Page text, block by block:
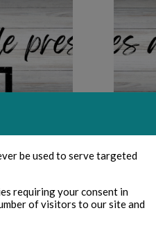
réseau
Le
be used to serve targeted
requiring your consent in
of visitors to our site and